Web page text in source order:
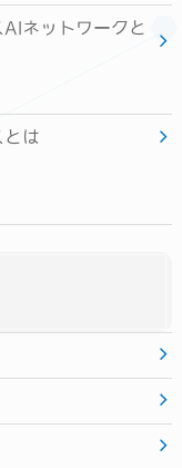
ネットワークと
とは